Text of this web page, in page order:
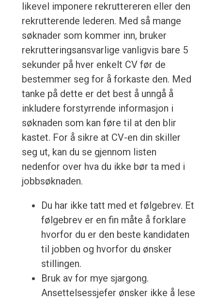
likevel imponere rekruttereren eller den
rekrutterende lederen. Med så mange
søknader som kommer inn, bruker
rekrutteringsansvarlige vanligvis bare 5
sekunder på hver enkelt CV før de
bestemmer seg for å forkaste den. Med
tanke på dette er det best å unngå å
inkludere forstyrrende informasjon i
søknaden som kan føre til at den blir
kastet. For å sikre at CV-en din skiller
seg ut, kan du se gjennom listen
nedenfor over hva du ikke bør ta med i
jobbsøknaden.
Du har ikke tatt med et følgebrev. Et
følgebrev er en fin måte å forklare
hvorfor du er den beste kandidaten
til jobben og hvorfor du ønsker
stillingen.
Bruk av for mye sjargong.
Ansettelsessjefer ønsker ikke å lese